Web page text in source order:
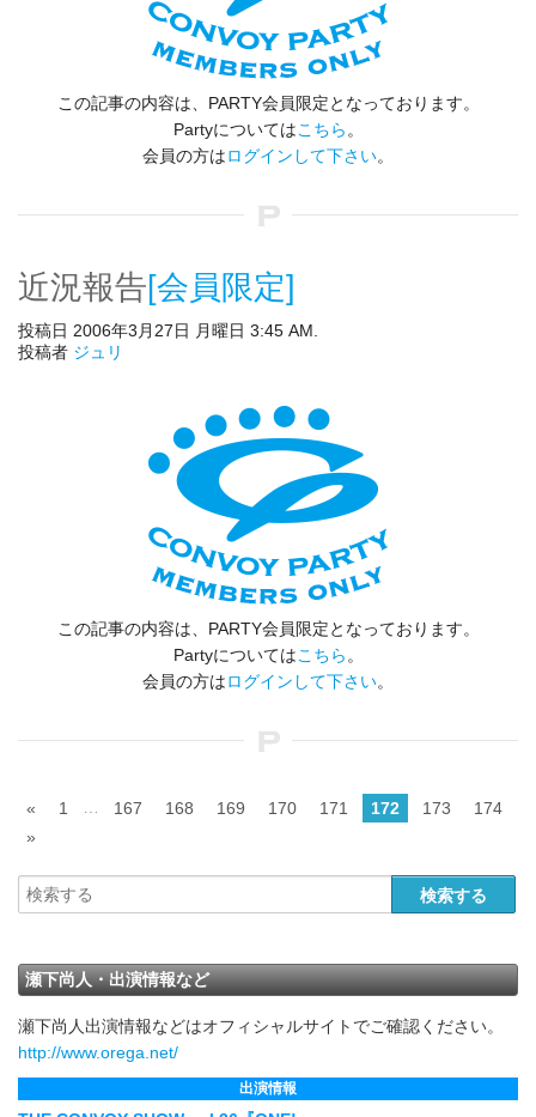
この記事の内容は、PARTY会員限定となっております。
Partyについてはこちら 。
会員の方はログインして下さい。
近況報告[会員限定]
投稿日 2006年3月27日 月曜日 3:45 AM.
投稿者 ジュリ
この記事の内容は、PARTY会員限定となっております。
Partyについてはこちら 。
会員の方はログインして下さい。
« 1 167 168 169 170 171 172 173
174
»
瀬下尚人・出演情報など
瀬下尚人出演情報などはオフィシャルサイトでご確認ください。
http://www.orega.net/
出演情報